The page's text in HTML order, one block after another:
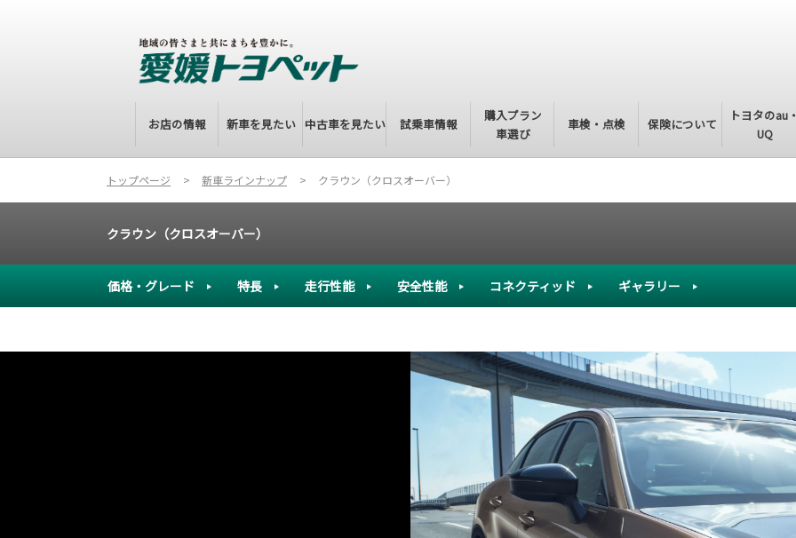
お店の情報 新車を見たい 中古車を見たい 試乗車情報
購入プラン
車選び
車検・点検 保険について
トヨタのau
UQ
トップページ 新車ラインナップ クラウン（クロスオーバー）
クラウン（クロスオーバー）
価格・グレード 特長 走行性能 安全性能 コネクティッド ギャラリー